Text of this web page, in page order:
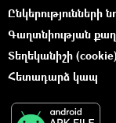
Ընկերությունների
Գաղտնիության
Տեղեկանիշի
Հետադարձ կապ